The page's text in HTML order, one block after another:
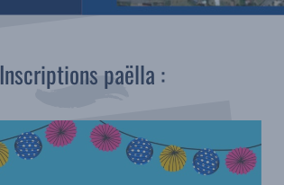
Inscriptions paëlla :